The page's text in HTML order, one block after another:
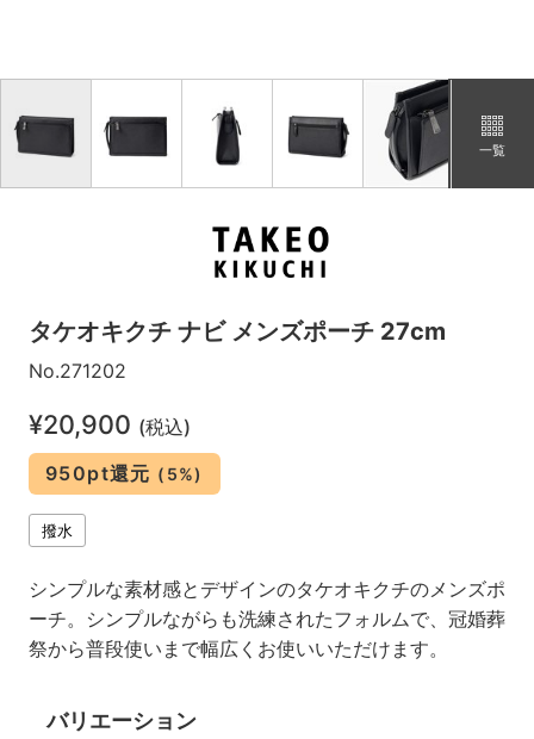
一覧
タケオキクチ ナビ メンズポーチ 27cm
No.271202
¥20,900 (税込)
950pt還元 (5%)
撥水
シンプルな素材感とデザインのタケオキクチのメンズポ
ーチ。シンプルながらも洗練されたフォルムで、冠婚葬
祭から普段使いまで幅広くお使いいただけます。
バリエーション